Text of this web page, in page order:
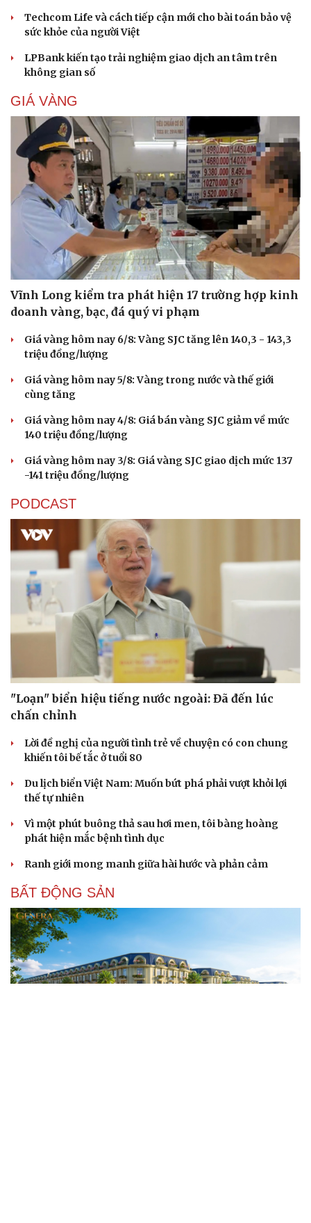
Cải chính
Techcom Life và cách tiếp cận mới cho bài toán bảo vệ
sức khỏe của người Việt
LPBank kiến tạo trải nghiệm giao dịch an tâm trên
không gian số
GIÁ VÀNG
Vĩnh Long kiểm tra phát hiện 17 trường hợp kinh
doanh vàng, bạc, đá quý vi phạm
Giá vàng hôm nay 6/8: Vàng SJC tăng lên 140,3 - 143,3
triệu đồng/lượng
Giá vàng hôm nay 5/8: Vàng trong nước và thế giới
cùng tăng
Giá vàng hôm nay 4/8: Giá bán vàng SJC giảm về mức
140 triệu đồng/lượng
Giá vàng hôm nay 3/8: Giá vàng SJC giao dịch mức 137
-141 triệu đồng/lượng
PODCAST
"Loạn" biển hiệu tiếng nước ngoài: Đã đến lúc
chấn chỉnh
Lời đề nghị của người tình trẻ về chuyện có con chung
khiến tôi bế tắc ở tuổi 80
Du lịch biển Việt Nam: Muốn bứt phá phải vượt khỏi lợi
thế tự nhiên
Vì một phút buông thả sau hơi men, tôi bàng hoàng
phát hiện mắc bệnh tình dục
Ranh giới mong manh giữa hài hước và phản cảm
BẤT ĐỘNG SẢN